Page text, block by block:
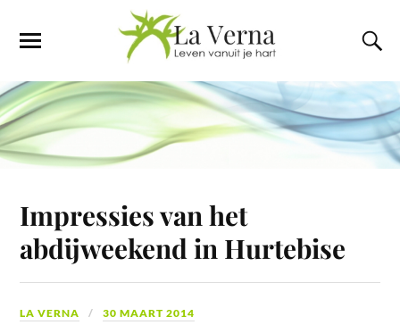
Impressies van het
abdijweekend in Hurtebise
LA VERNA 30 MAART 2014